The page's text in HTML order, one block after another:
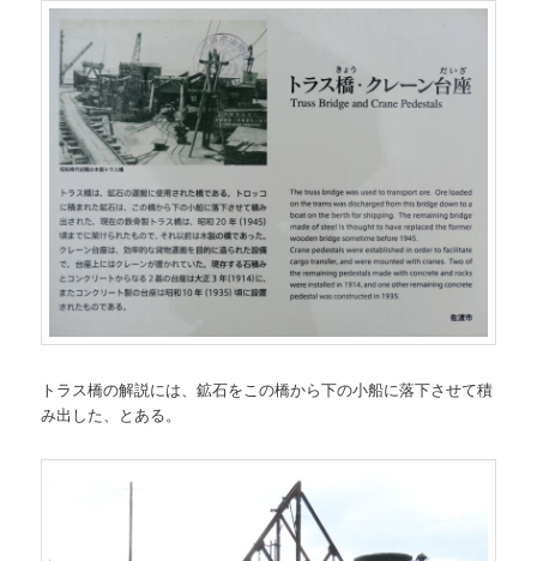
トラス橋の解説には、鉱石をこの橋から下の小船に落下させて積
み出した、とある。